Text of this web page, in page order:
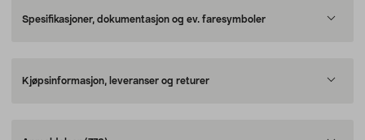
Spesifikasjoner, dokumentasjon og ev. faresymboler
Kjøpsinformasjon, leveranser og returer